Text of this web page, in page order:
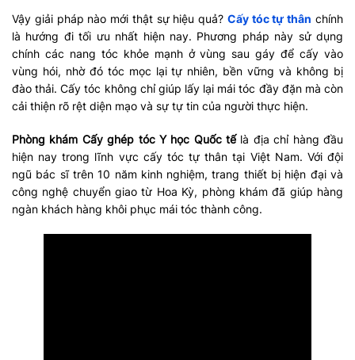
Vậy giải pháp nào mới thật sự hiệu quả? Cấy tóc tự thân chính
là hướng đi tối ưu nhất hiện nay. Phương pháp này sử dụng
chính các nang tóc khỏe mạnh ở vùng sau gáy để cấy vào
vùng hói, nhờ đó tóc mọc lại tự nhiên, bền vững và không bị
đào thải. Cấy tóc không chỉ giúp lấy lại mái tóc đầy đặn mà còn
cải thiện rõ rệt diện mạo và sự tự tin của người thực hiện.
Phòng khám Cấy ghép tóc Y học Quốc tếlà địa chỉ hàng đầu
hiện nay trong lĩnh vực cấy tóc tự thân tại Việt Nam. Với đội
ngũ bác sĩ trên 10 năm kinh nghiệm, trang thiết bị hiện đại và
công nghệ chuyển giao từ Hoa Kỳ, phòng khám đã giúp hàng
ngàn khách hàng khôi phục mái tóc thành công.